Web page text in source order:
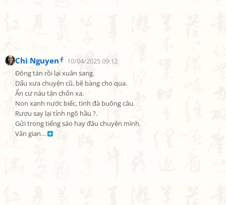
Chi Nguyen
10/04/2025 09:12
Đông tàn rồi lại xuân sang.
Dấu xưa chuyện cũ, bẽ bàng cho qua.
Ẩn cư náu tận chốn xa.
Non xanh nước biếc, tình đà buông câu.
Rượu say lại tỉnh ngõ hầu ?.
Gửi trong tiếng sáo hay đâu chuyện mình.
Vân gian…